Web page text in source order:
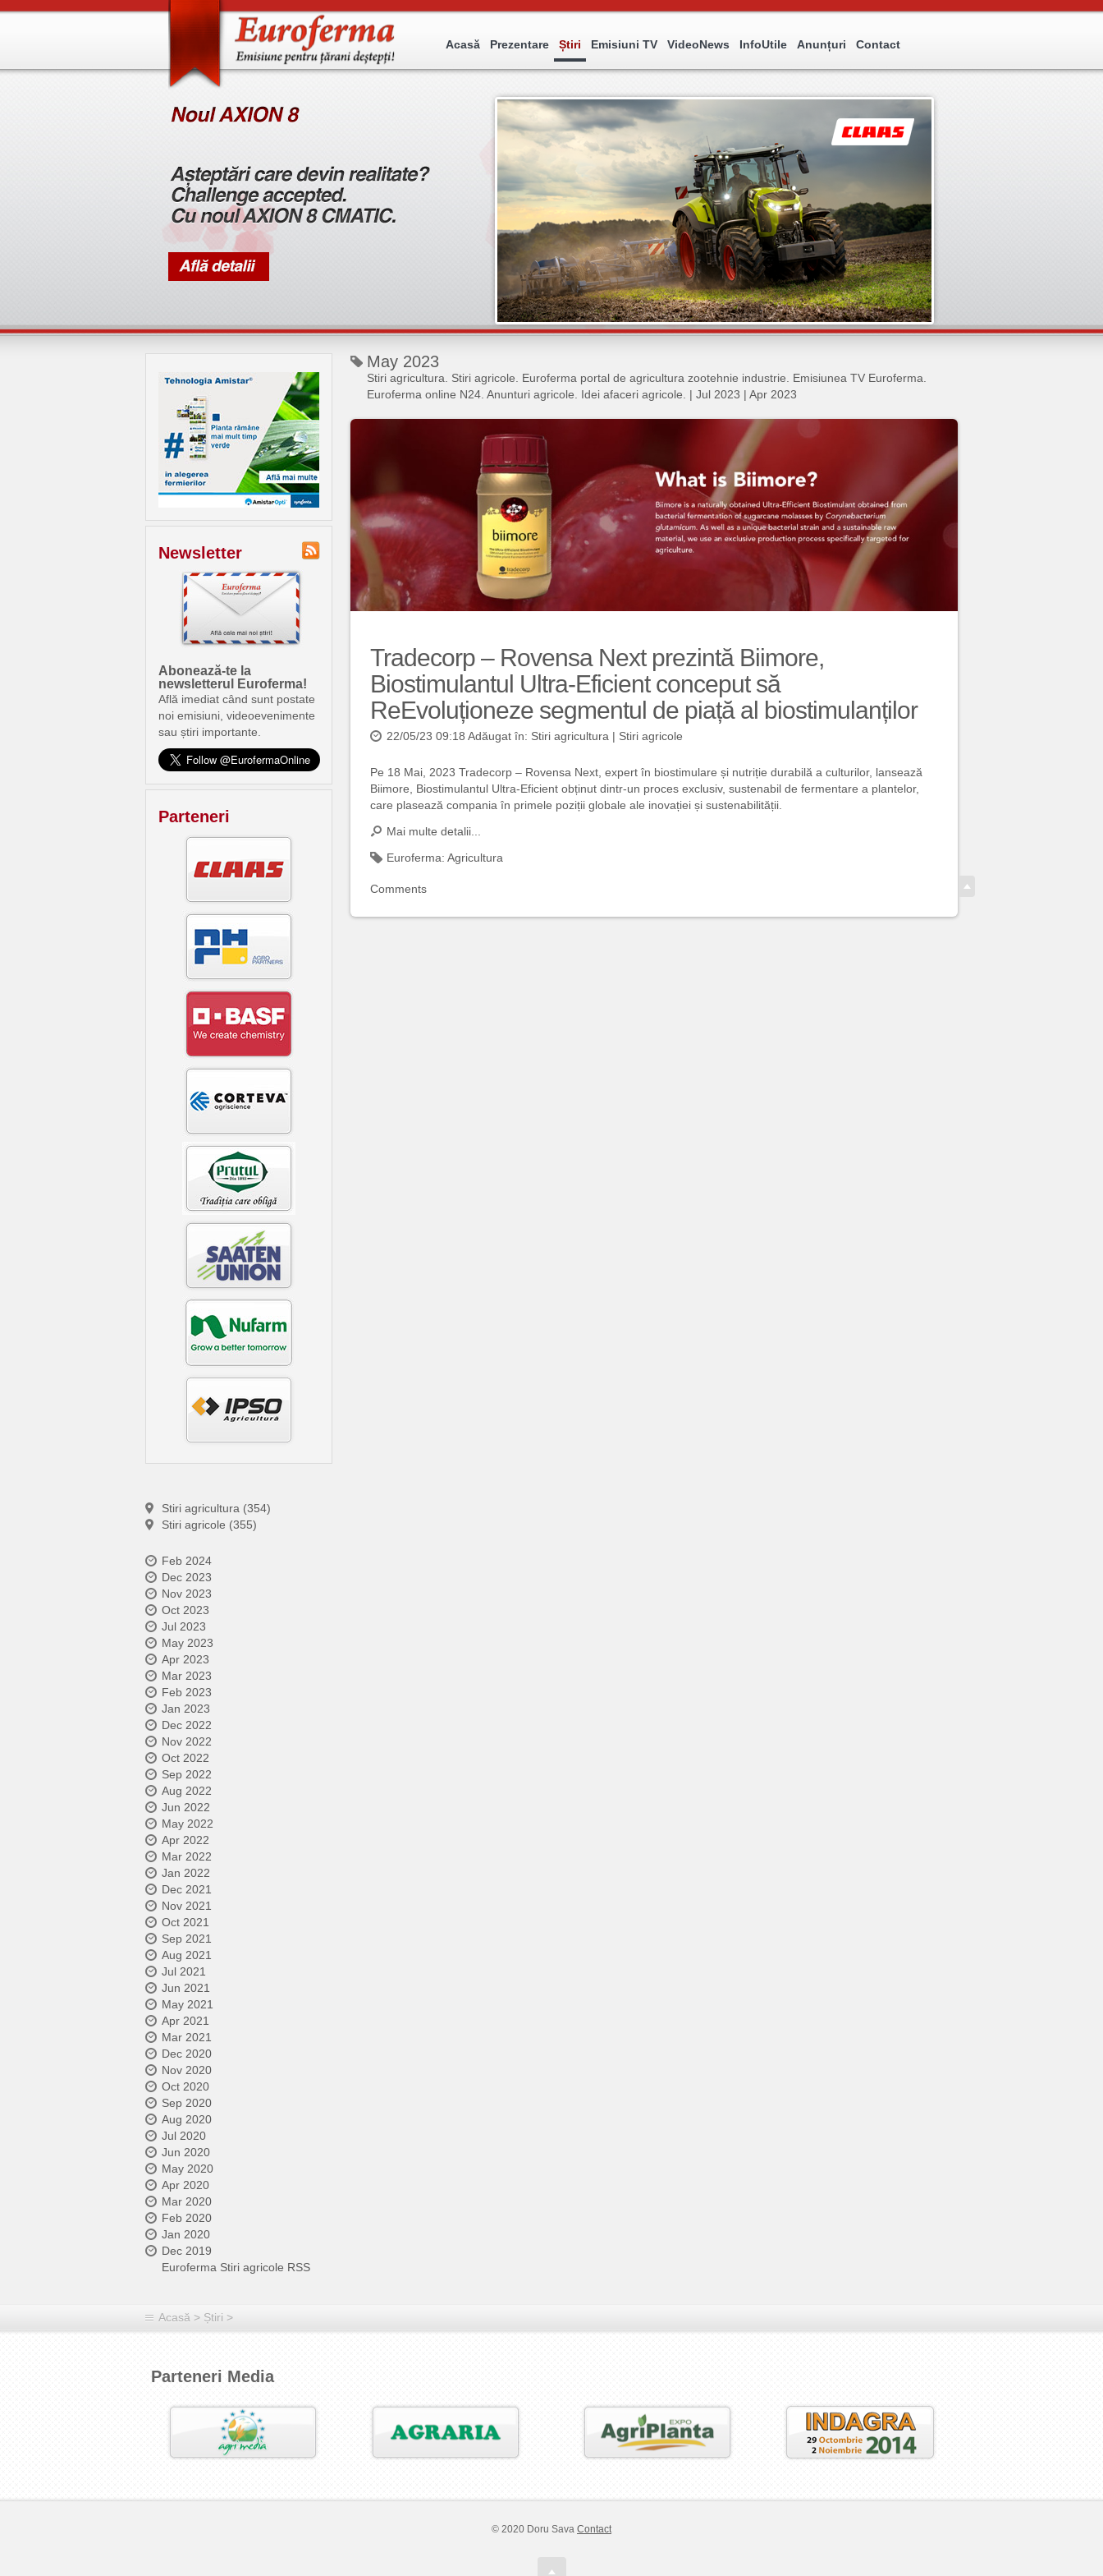
Acasă Prezentare Știri Emisiuni TV VideoNews InfoUtile Anunțuri Contact
Newsletter
Abonează-te la
newsletterul Euroferma!
Află imediat când sunt postate
noi emisiuni, videoevenimente
sau știri importante.
Parteneri
Stiri agricultura (354)
Stiri agricole (355)
Feb 2024
Dec 2023
Nov 2023
Oct 2023
Jul 2023
May 2023
Apr 2023
Mar 2023
Feb 2023
Jan 2023
Dec 2022
Nov 2022
Oct 2022
Sep 2022
Aug 2022
Jun 2022
May 2022
Apr 2022
Mar 2022
Jan 2022
Dec 2021
Nov 2021
Oct 2021
Sep 2021
Aug 2021
Jul 2021
Jun 2021
May 2021
Apr 2021
Mar 2021
Dec 2020
Nov 2020
Oct 2020
Sep 2020
Aug 2020
Jul 2020
Jun 2020
May 2020
Apr 2020
Mar 2020
Feb 2020
Jan 2020
Dec 2019
Euroferma Stiri agricole RSS
May 2023
Stiri agricultura. Stiri agricole. Euroferma portal de agricultura zootehnie industrie. Emisiunea TV Euroferma.
Euroferma online N24. Anunturi agricole. Idei afaceri agricole.
| Jul 2023 | Apr 2023
Tradecorp – Rovensa Next prezintă Biimore,
Biostimulantul Ultra-Eficient conceput să
ReEvoluționeze segmentul de piață al biostimulanților
22/05/23 09:18 Adăugat în: Stiri agricultura | Stiri agricole
Pe 18 Mai, 2023 Tradecorp – Rovensa Next, expert în biostimulare și nutriție durabilă a culturilor, lansează
Biimore, Biostimulantul Ultra-Eficient obținut dintr-un proces exclusiv, sustenabil de fermentare a plantelor,
care plasează compania în primele poziții globale ale inovației și sustenabilității.
Mai multe detalii...
Euroferma: Agricultura
Comments
Acasă > Știri >
Parteneri Media
© 2020 Doru Sava Contact